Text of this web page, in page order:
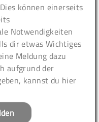
können einerseits
Notwendigkeiten
dir etwas Wichtiges
Meldung dazu
aufgrund der
kannst du hier